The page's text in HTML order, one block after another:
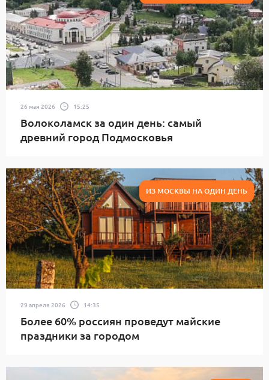
26 мая 2026 15:25
Волоколамск за один день: самый
древний город Подмосковья
ИЗ МОСКВЫ НА ОДИН ДЕНЬ
29 апреля 2026 14:35
Более 60% россиян проведут майские
праздники за городом